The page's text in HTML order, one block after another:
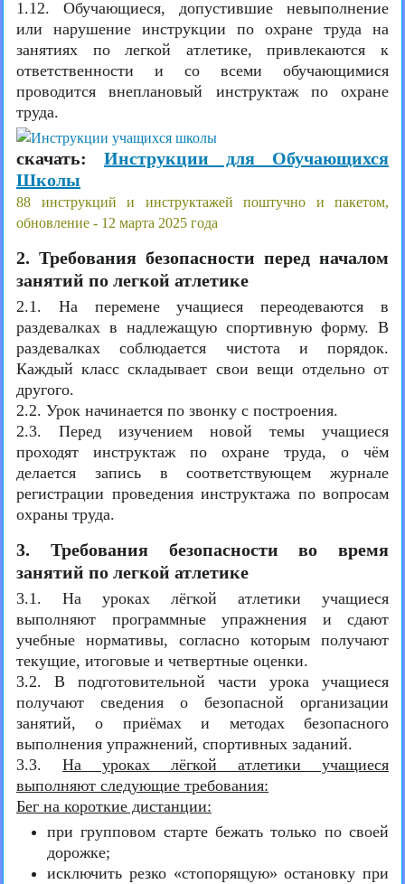
1.12. Обучающиеся, допустившие невыполнение
или нарушение инструкции по охране труда на
занятиях по легкой атлетике, привлекаются к
ответственности и со всеми обучающимися
проводится внеплановый инструктаж по охране
труда.
скачать: Инструкции для Обучающихся
Школы
88 инструкций и инструктажей поштучно и пакетом,
обновление - 12 марта 2025 года
2. Требования безопасности перед началом
занятий по легкой атлетике
2.1. На перемене учащиеся переодеваются в
раздевалках в надлежащую спортивную форму. В
раздевалках соблюдается чистота и порядок.
Каждый класс складывает свои вещи отдельно от
другого.
2.2. Урок начинается по звонку с построения.
2.3. Перед изучением новой темы учащиеся
проходят инструктаж по охране труда, о чём
делается запись в соответствующем журнале
регистрации проведения инструктажа по вопросам
охраны труда.
3. Требования безопасности во время
занятий по легкой атлетике
3.1. На уроках лёгкой атлетики учащиеся
выполняют программные упражнения и сдают
учебные нормативы, согласно которым получают
текущие, итоговые и четвертные оценки.
3.2. В подготовительной части урока учащиеся
получают сведения о безопасной организации
занятий, о приёмах и методах безопасного
выполнения упражнений, спортивных заданий.
3.3. На уроках лёгкой атлетики учащиеся
выполняют следующие требования:
Бег на короткие дистанции:
при групповом старте бежать только по своей
дорожке;
исключить резко «стопорящую» остановку при